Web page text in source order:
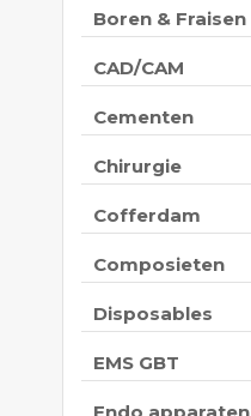
Boren & Fraisen
CAD/CAM
Cementen
Chirurgie
Cofferdam
Composieten
Disposables
EMS GBT